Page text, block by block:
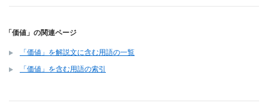
「価値」の関連ページ
「価値」を解説文に含む用語の一覧
「価値」を含む用語の索引